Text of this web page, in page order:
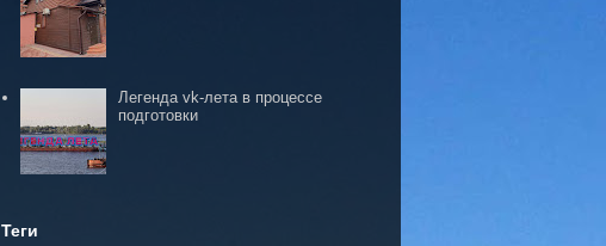
Легенда vk-лета в процессе
подготовки
Теги